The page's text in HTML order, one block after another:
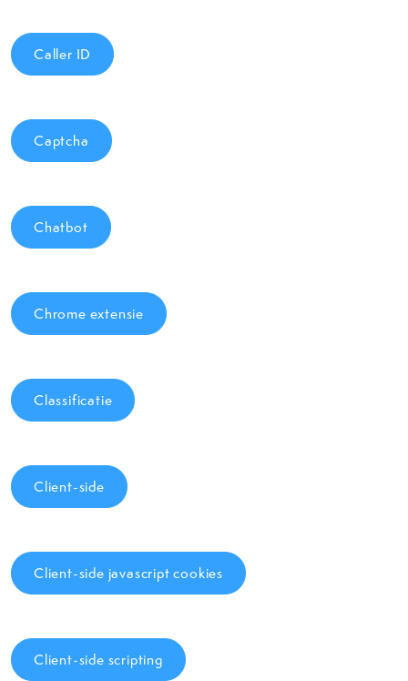
Caller ID
Captcha
Chatbot
Chrome extensie
Classificatie
Client-side
Client-side javascript cookies
Client-side scripting